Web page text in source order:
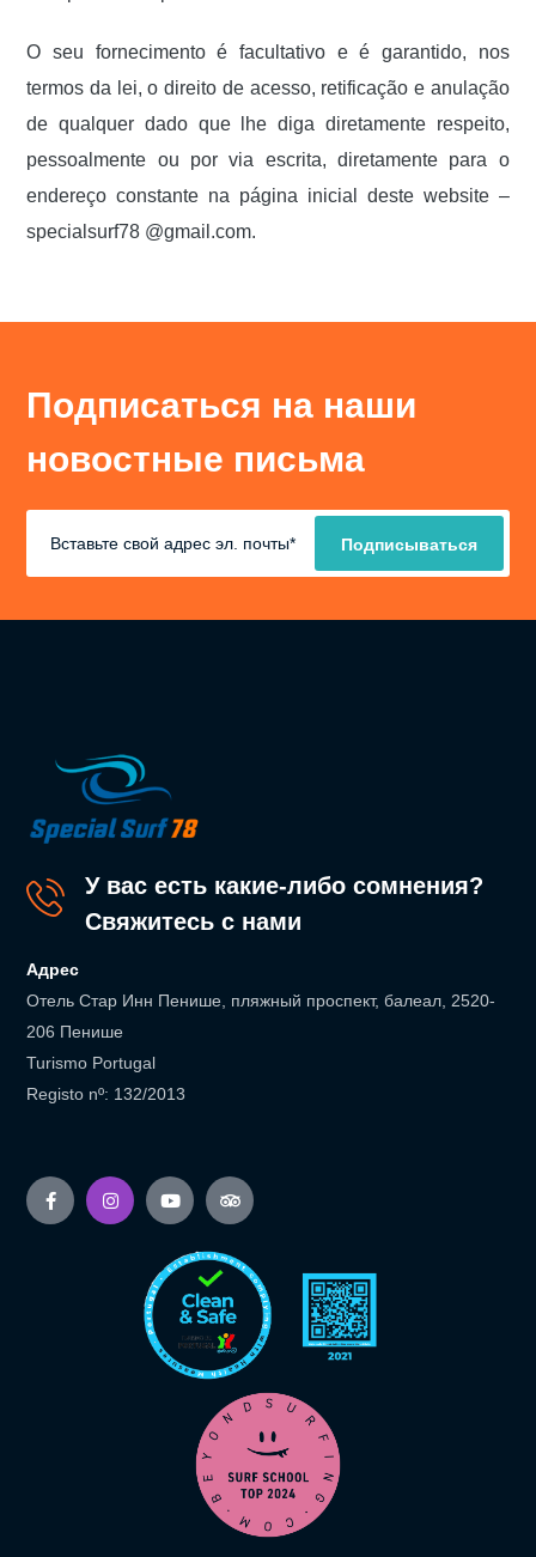
O seu fornecimento é facultativo e é garantido, nos
termos da lei, o direito de acesso, retificação e anulação
de qualquer dado que lhe diga diretamente respeito,
pessoalmente ou por via escrita, diretamente para o
endereço constante na página inicial deste website –
specialsurf78 @gmail.com.
Подписаться на наши
новостные письма
У вас есть какие-либо сомнения?
Свяжитесь с нами
Адрес
Отель Стар Инн Пенише, пляжный проспект, балеал, 2520-
206 Пенише
Turismo Portugal
Registo nº: 132/2013